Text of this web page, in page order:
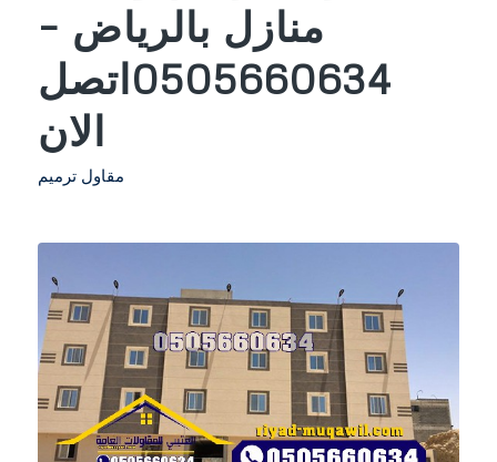
منازل بالرياض –
0505660634اتصل
الان
مقاول ترميم